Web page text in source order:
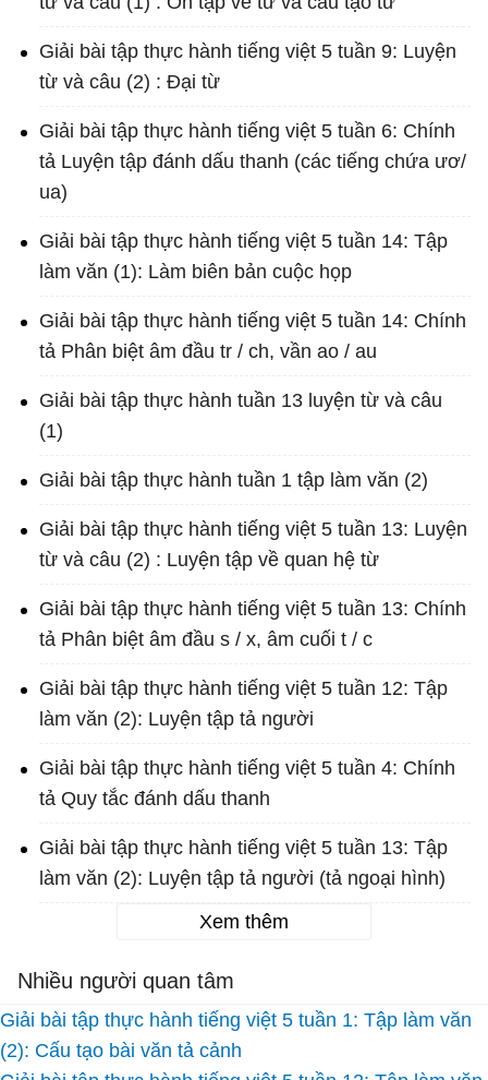
Giải bài tập thực hành tiếng việt 5 tuần 9: Luyện
từ và câu (2) : Đại từ
Giải bài tập thực hành tiếng việt 5 tuần 6: Chính
tả Luyện tập đánh dấu thanh (các tiếng chứa ươ/
ua)
Giải bài tập thực hành tiếng việt 5 tuần 14: Tập
làm văn (1): Làm biên bản cuộc họp
Giải bài tập thực hành tiếng việt 5 tuần 14: Chính
tả Phân biệt âm đầu tr / ch, vần ao / au
Giải bài tập thực hành tuần 13 luyện từ và câu
(1)
Giải bài tập thực hành tuần 1 tập làm văn (2)
Giải bài tập thực hành tiếng việt 5 tuần 13: Luyện
từ và câu (2) : Luyện tập về quan hệ từ
Giải bài tập thực hành tiếng việt 5 tuần 13: Chính
tả Phân biệt âm đầu s / x, âm cuối t / c
Giải bài tập thực hành tiếng việt 5 tuần 12: Tập
làm văn (2): Luyện tập tả người
Giải bài tập thực hành tiếng việt 5 tuần 4: Chính
tả Quy tắc đánh dấu thanh
Giải bài tập thực hành tiếng việt 5 tuần 13: Tập
làm văn (2): Luyện tập tả người (tả ngoại hình)
Xem thêm
Nhiều người quan tâm
Giải bài tập thực hành tiếng việt 5 tuần 1: Tập làm văn
(2): Cấu tạo bài văn tả cảnh